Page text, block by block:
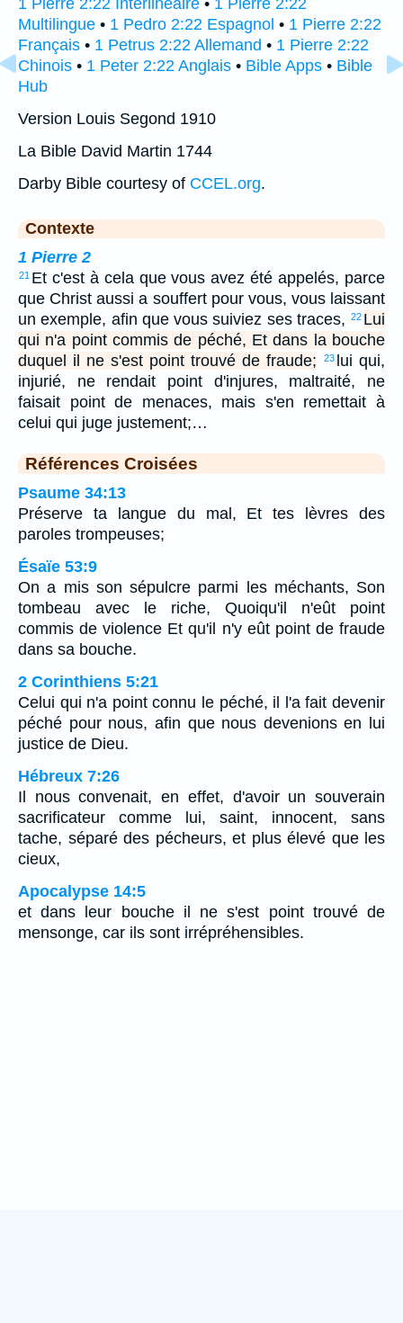
1 Pierre 2:22 Interlinéaire • 1 Pierre 2:22
Multilingue • 1 Pedro 2:22 Espagnol • 1 Pierre 2:22
Français • 1 Petrus 2:22 Allemand • 1 Pierre 2:22
Chinois • 1 Peter 2:22 Anglais • Bible Apps • Bible
Hub
Version Louis Segond 1910
La Bible David Martin 1744
Darby Bible courtesy of CCEL.org.
Contexte
1 Pierre 2
21 Et c'est à cela que vous avez été appelés, parce
que Christ aussi a souffert pour vous, vous laissant
un exemple, afin que vous suiviez ses traces, 22 Lui
qui n'a point commis de péché, Et dans la bouche
duquel il ne s'est point trouvé de fraude;
23 lui qui,
injurié, ne rendait point d'injures, maltraité, ne
faisait point de menaces, mais s'en remettait à
celui qui juge justement;…
Références Croisées
Psaume 34:13
Préserve ta langue du mal, Et tes lèvres des
paroles trompeuses;
Ésaïe 53:9
On a mis son sépulcre parmi les méchants, Son
tombeau avec le riche, Quoiqu'il n'eût point
commis de violence Et qu'il n'y eût point de fraude
dans sa bouche.
2 Corinthiens 5:21
Celui qui n'a point connu le péché, il l'a fait devenir
péché pour nous, afin que nous devenions en lui
justice de Dieu.
Hébreux 7:26
Il nous convenait, en effet, d'avoir un souverain
sacrificateur comme lui, saint, innocent, sans
tache, séparé des pécheurs, et plus élevé que les
cieux,
Apocalypse 14:5
et dans leur bouche il ne s'est point trouvé de
mensonge, car ils sont irrépréhensibles.